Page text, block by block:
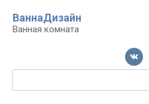
контенту
ВаннаДизайн
Ванная комната
Поиск: